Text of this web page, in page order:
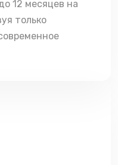
12 месяцев на
только